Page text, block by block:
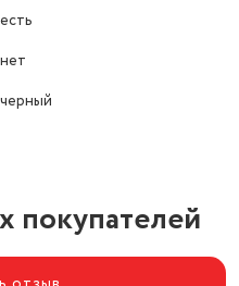
есть
нет
черный
покупателей